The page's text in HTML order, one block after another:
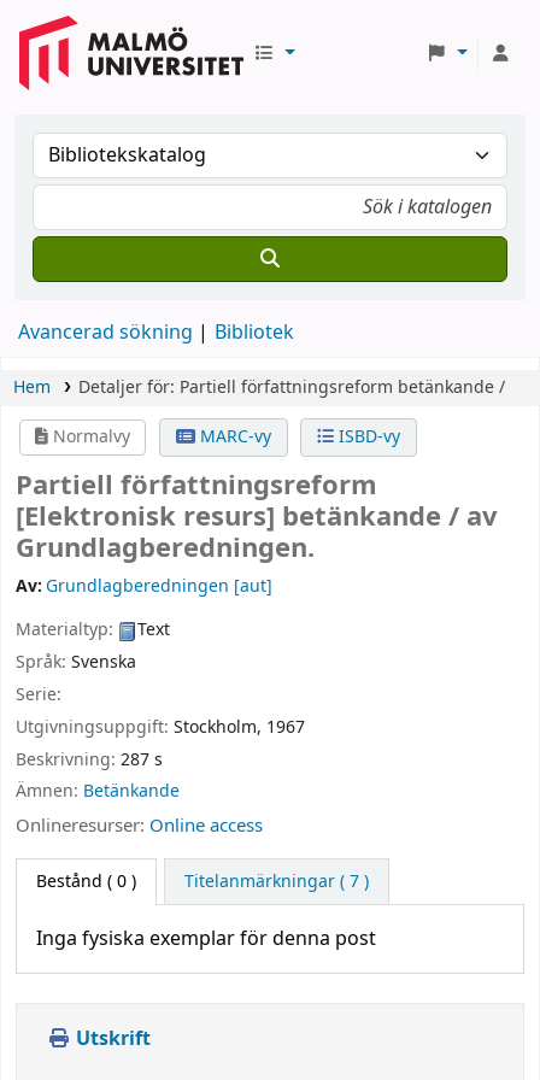
Avancerad sökning Bibliotek
Hem Detaljer för: Partiell författningsreform betänkande /
Normalvy
MARC-vy ISBD-vy
Partiell författningsreform
[Elektronisk resurs] betänkande / av
Grundlagberedningen.
Av:Grundlagberedningen [aut]
Materialtyp:
Text
Språk: Svenska
Serie:
Utgivningsuppgift: Stockholm, 1967
Beskrivning: 287 s
Ämnen: Betänkande
Onlineresurser: Online access
Bestånd ( 0 ) Titelanmärkningar ( 7 )
Inga fysiska exemplar för denna post
Utskrift